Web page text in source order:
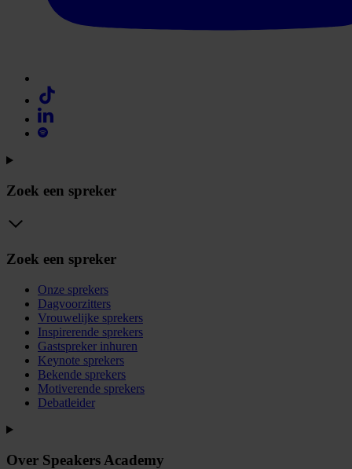
Zoek een spreker
Zoek een spreker
Onze sprekers
Dagvoorzitters
Vrouwelijke sprekers
Inspirerende sprekers
Gastspreker inhuren
Keynote sprekers
Bekende sprekers
Motiverende sprekers
Debatleider
Over Speakers Academy